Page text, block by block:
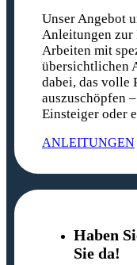
Unser Angebot
Anleitungen zur
Arbeiten mit
übersichtlichen
dabei, das volle
auszuschöpfen
Einsteiger oder
ANLEITUNGEN
Haben
Sie da!